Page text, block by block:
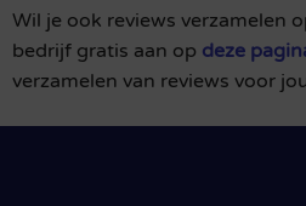
Wil je ook reviews verzamelen
bedrijf gratis aan op deze
verzamelen van reviews voor